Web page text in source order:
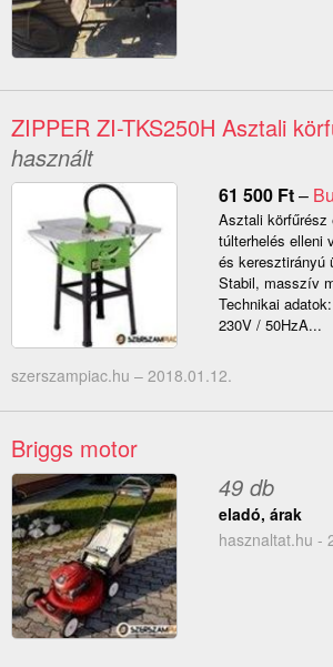
ZIPPER ZI-TKS250H Asztali
használt
61 500 Ft–
Asztali körfűrész
túlterhelés elleni
és keresztirányú
Stabil, masszív
Technikai
230V / 50HzA...
szerszampiac.hu – 2018.01.12.
Briggs motor
49 db
eladó, árak
hasznaltat.hu -